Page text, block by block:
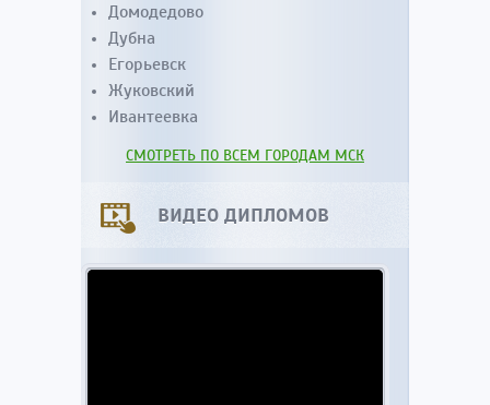
Домодедово
Дубна
Егорьевск
Жуковский
Ивантеевка
СМОТРЕТЬ ПО ВСЕМ ГОРОДАМ МСК
ВИДЕО ДИПЛОМОВ